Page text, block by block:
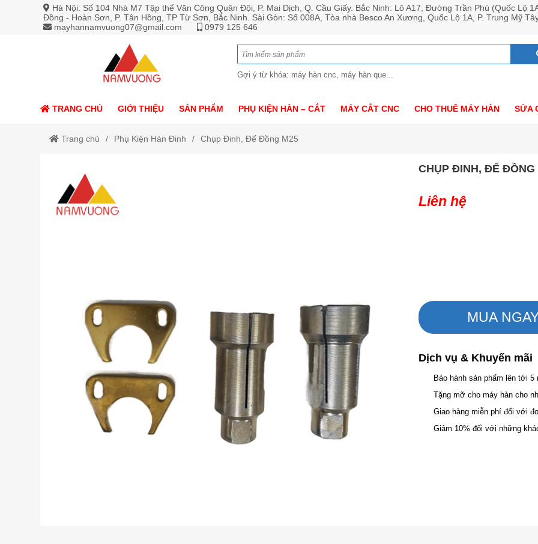
Hà Nội: Số 104 Nhà M7 Tập thể Văn Công Quân Đội, P. Mai Dịch, Q. Cầu Giấy. Bắc Ninh: Lô A17, Đường Trần Phú (Quốc Lộ
Đồng - Hoàn Sơn, P. Tân Hồng, TP Từ Sơn, Bắc Ninh. Sài Gòn: Số 008A, Tòa nhà Besco An Xương, Quốc Lộ 1A, P. Trung Mỹ
mayhannamvuong07@gmail.com
0979 125 646
Gợi ý từ khóa: máy hàn cnc, máy hàn que...
TRANG CHỦ GIỚI THIỆU SẢN PHẨM PHỤ KIỆN HÀN – CẮT MÁY CẮT CNC CHO THUÊ MÁY HÀN SỬA
Trang chủ Phụ Kiện Hàn Đinh Chụp Đinh, Đế Đồng M25
CHỤP ĐINH, ĐẾ ĐỒNG
Liên hệ
MUA
Dịch vụ & Khuyến mãi
Bảo hành sản phẩm lên tới
Tặng mỡ cho máy hàn cho
Giao hàng miễn phí đối với
Giảm 10% đối với những